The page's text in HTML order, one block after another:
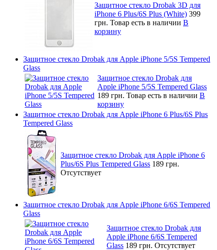
Защитное стекло Drobak 3D для
iPhone 6 Plus/6S Plus (White) 399
грн. Товар есть в наличии В
корзину
Защитное стекло Drobak для Apple iPhone 5/5S Tempered
Glass
Защитное стекло Drobak для
Apple iPhone 5/5S Tempered Glass
189 грн. Товар есть в наличии В
корзину
Защитное стекло Drobak для Apple iPhone 6 Plus/6S Plus
Tempered Glass
Защитное стекло Drobak для Apple iPhone 6
Plus/6S Plus Tempered Glass 189 грн.
Отсутствует
Защитное стекло Drobak для Apple iPhone 6/6S Tempered
Glass
Защитное стекло Drobak для
Apple iPhone 6/6S Tempered
Glass 189 грн. Отсутствует